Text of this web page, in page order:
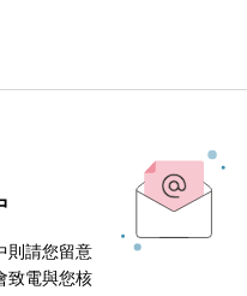
則請您留意
致電與您核